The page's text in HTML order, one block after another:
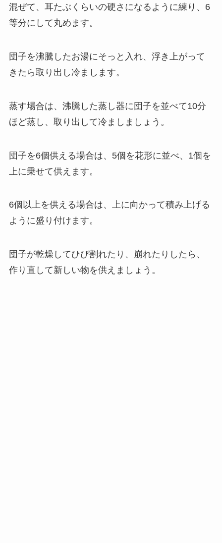
混ぜて、耳たぶくらいの硬さになるように練り、6
等分にして丸めます。
団子を沸騰したお湯にそっと入れ、浮き上がって
きたら取り出し冷まします。
蒸す場合は、沸騰した蒸し器に団子を並べて10分
ほど蒸し、取り出して冷ましましょう。
団子を6個供える場合は、5個を花形に並べ、1個を
上に乗せて供えます。
6個以上を供える場合は、上に向かって積み上げる
ように盛り付けます。
団子が乾燥してひび割れたり、崩れたりしたら、
作り直して新しい物を供えましょう。